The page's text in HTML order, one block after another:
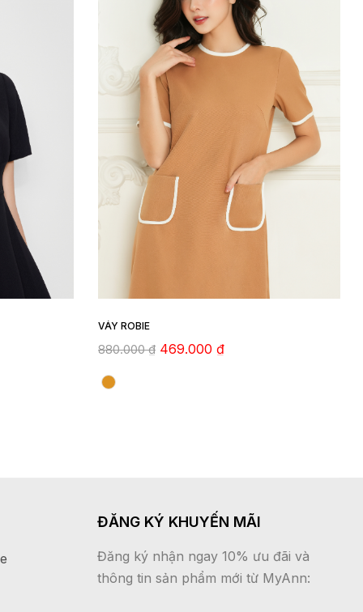
VÁY ROBIE
880.000₫ 469.000 ₫
ĐĂNG KÝ KHUYẾN MÃI
Đăng ký nhận ngay 10% ưu đãi và
thông tin sản phẩm mới từ MyAnn: